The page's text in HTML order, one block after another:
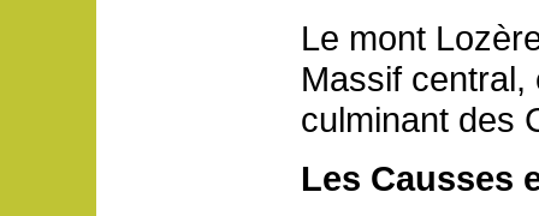
Le mont
Massif central,
culminant des
Les Causses